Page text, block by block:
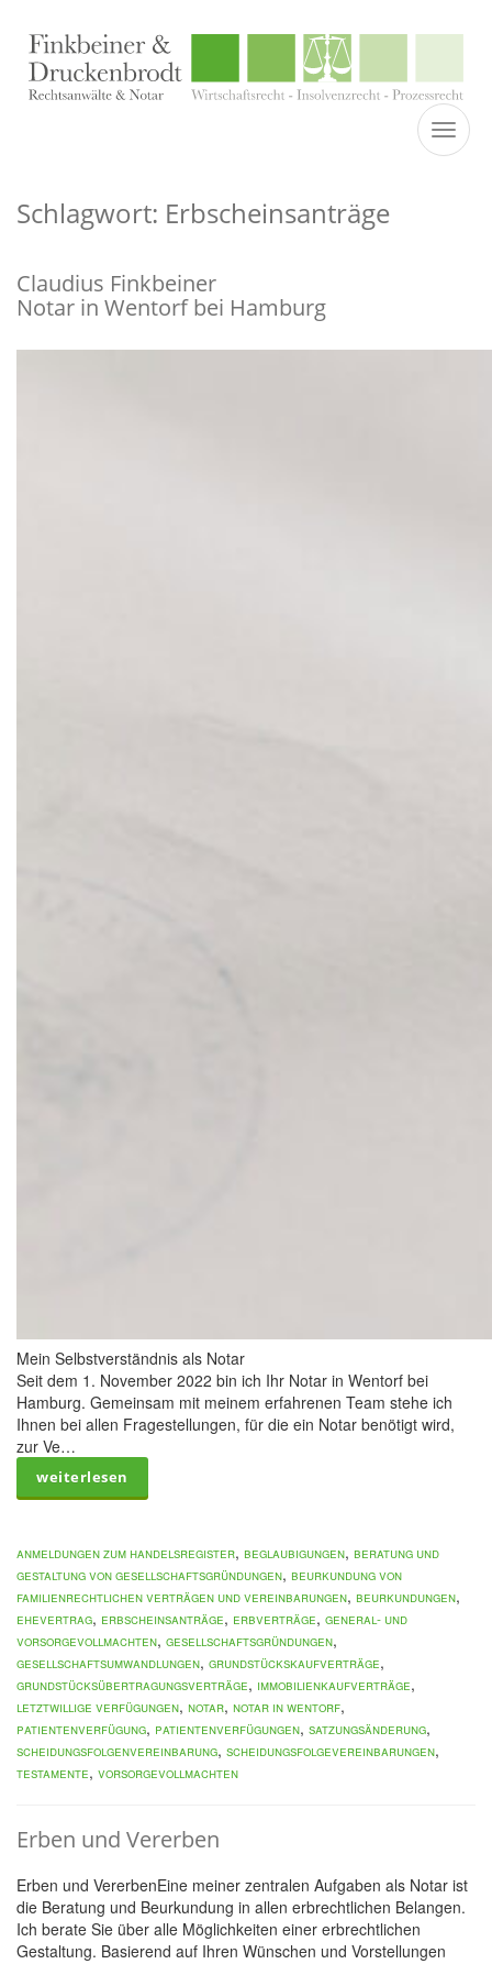
Schlagwort: Erbscheinsanträge
Claudius Finkbeiner
Notar in Wentorf bei Hamburg
Mein Selbstverständnis als Notar
Seit dem 1. November 2022 bin ich Ihr Notar in Wentorf bei
Hamburg. Gemeinsam mit meinem erfahrenen Team stehe ich
Ihnen bei allen Fragestellungen, für die ein Notar benötigt wird,
zur Ve…
weiterlesen
Anmeldungen zum Handelsregister, Beglaubigungen, Beratung und
Gestaltung von Gesellschaftsgründungen, Beurkundung von
familienrechtlichen Verträgen und Vereinbarungen, Beurkundungen,
Ehevertrag, Erbscheinsanträge, Erbverträge, General- und
Vorsorgevollmachten, Gesellschaftsgründungen,
Gesellschaftsumwandlungen, Grundstückskaufverträge,
Grundstücksübertragungsverträge, Immobilienkaufverträge,
letztwillige Verfügungen, Notar, Notar in Wentorf,
Patientenverfügung, Patientenverfügungen, Satzungsänderung,
Scheidungsfolgenvereinbarung, Scheidungsfolgevereinbarungen,
Testamente, Vorsorgevollmachten
Erben und Vererben
Erben und VererbenEine meiner zentralen Aufgaben als Notar ist
die Beratung und Beurkundung in allen erbrechtlichen Belangen.
Ich berate Sie über alle Möglichkeiten einer erbrechtlichen
Gestaltung. Basierend auf Ihren Wünschen und Vorstellungen